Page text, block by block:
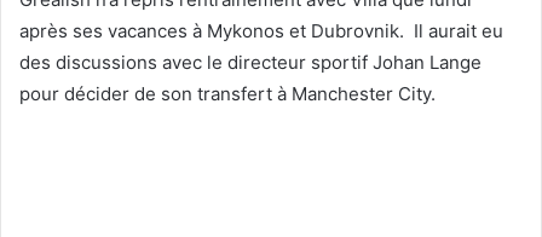
après ses vacances à Mykonos et Dubrovnik. Il aurait eu
des discussions avec le directeur sportif Johan Lange
pour décider de son transfert à Manchester City.